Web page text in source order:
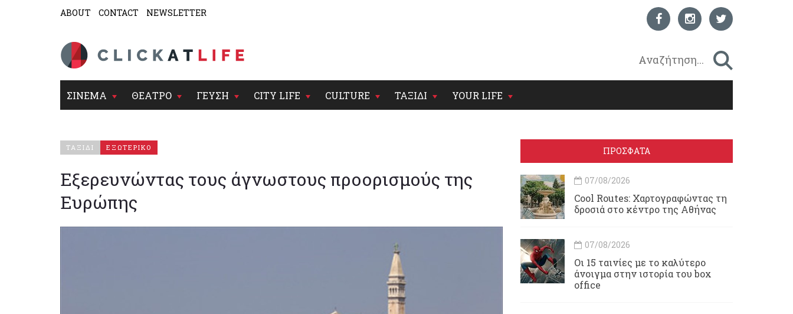
ABOUT CONTACT NEWSLETTER
ΣΙΝΕΜΑ ΘΕΑΤΡΟ ΓΕΥΣΗ CITY LIFE CULTURE ΤΑΞΙΔΙ YOUR LIFE
ΤΑΞΙΔΙ ΕΞΩΤΕΡΙΚΟ
Εξερευνώντας τους άγνωστους προορισμούς της
Ευρώπης
ΠΡΟΣΦΑΤΑ
07/08/2026
Cool Routes: Χαρτογραφώντας τη
δροσιά στο κέντρο της Αθήνας
07/08/2026
Οι 15 ταινίες με το καλύτερο
άνοιγμα στην ιστορία του box
office